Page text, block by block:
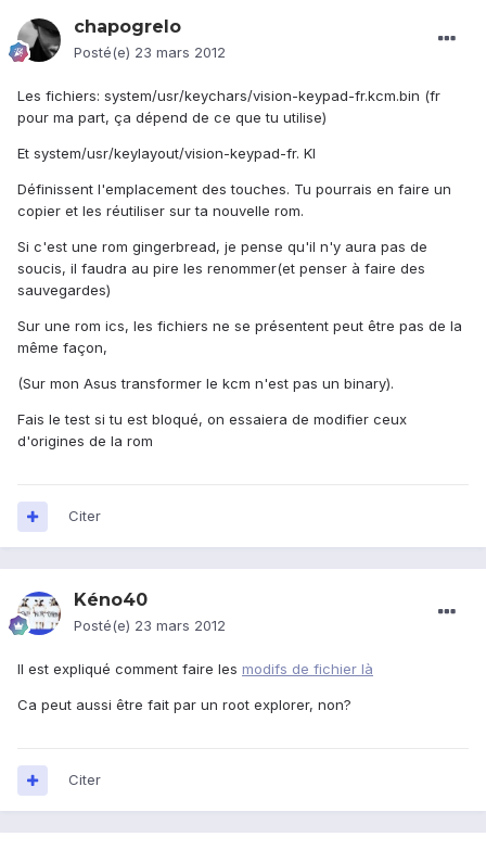
chapogrelo
Posté(e) 23 mars 2012
Les fichiers: system/usr/keychars/vision-keypad-fr.kcm.bin (fr
pour ma part, ça dépend de ce que tu utilise)
Et system/usr/keylayout/vision-keypad-fr. Kl
Définissent l'emplacement des touches. Tu pourrais en faire un
copier et les réutiliser sur ta nouvelle rom.
Si c'est une rom gingerbread, je pense qu'il n'y aura pas de
soucis, il faudra au pire les renommer(et penser à faire des
sauvegardes)
Sur une rom ics, les fichiers ne se présentent peut être pas de la
même façon,
(Sur mon Asus transformer le kcm n'est pas un binary).
Fais le test si tu est bloqué, on essaiera de modifier ceux
d'origines de la rom
Citer
Kéno40
Posté(e) 23 mars 2012
Il est expliqué comment faire les modifs de fichier là
Ca peut aussi être fait par un root explorer, non?
Citer